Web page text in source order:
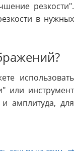
резкости".
в нужных
использовать
или инструмент
амплитуда, для